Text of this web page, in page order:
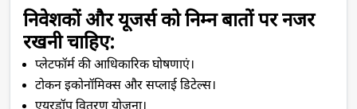
निवेशकों और यूजर्स को निम्न बातों पर नजर
रखनी चाहिए:
प्लेटफॉर्म की आधिकारिक घोषणाएं।
टोकन इकोनॉमिक्स और सप्लाई डिटेल्स।